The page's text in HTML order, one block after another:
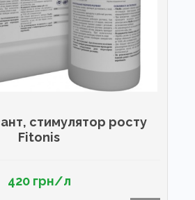
стимулятор росту
Fitonis
420 грн/л